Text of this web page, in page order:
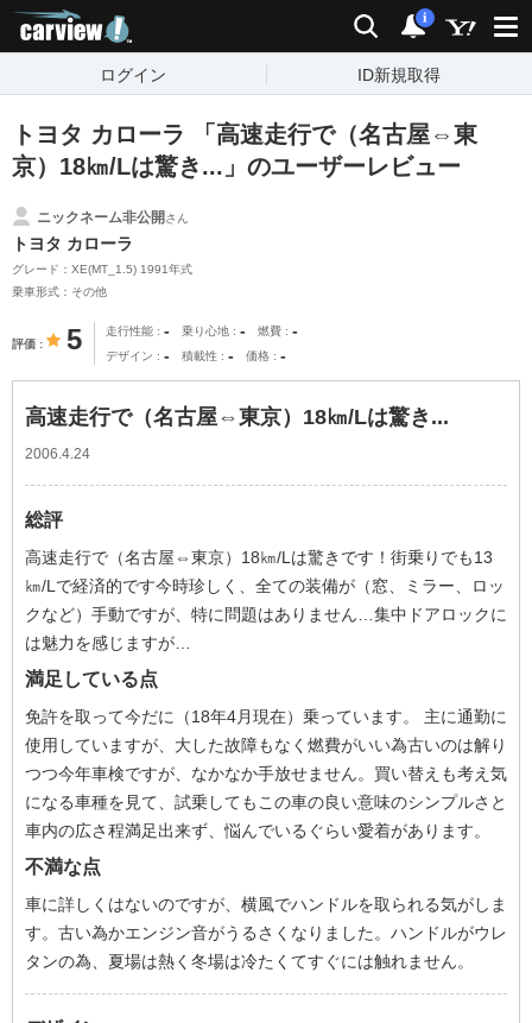
検索 通知
i
ログイン ID新規取得
トヨタ カローラ 「高速走行で（名古屋⇔東
京）18㎞/Lは驚き...」のユーザーレビュー
ニックネーム非公開さん
トヨタ カローラ
グレード：XE(MT_1.5) 1991年式
乗車形式：その他
評価 5 走行性能 - 乗り心地 - 燃費 -
デザイン - 積載性 - 価格 -
高速走行で（名古屋⇔東京）18㎞/Lは驚き...
2006.4.24
総評
高速走行で（名古屋⇔東京）18㎞/Lは驚きです！街乗りでも13
㎞/Lで経済的です今時珍しく、全ての装備が（窓、ミラー、ロッ
クなど）手動ですが、特に問題はありません…集中ドアロックに
は魅力を感じますが…
満足している点
免許を取って今だに（18年4月現在）乗っています。 主に通勤に
使用していますが、大した故障もなく燃費がいい為古いのは解り
つつ今年車検ですが、なかなか手放せません。買い替えも考え気
になる車種を見て、試乗してもこの車の良い意味のシンプルさと
車内の広さ程満足出来ず、悩んでいるぐらい愛着があります。
不満な点
車に詳しくはないのですが、横風でハンドルを取られる気がしま
す。古い為かエンジン音がうるさくなりました。ハンドルがウレ
タンの為、夏場は熱く冬場は冷たくてすぐには触れません。